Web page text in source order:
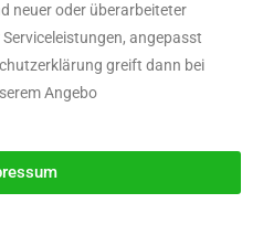
neuer oder überarbeiteter
angepasst
greift dann bei
Angebo